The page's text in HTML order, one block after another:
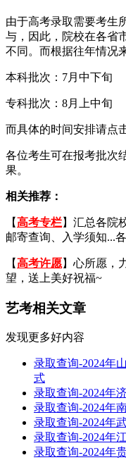
由于高考录取需要考生
与，因此，院校在各省
不同。而根据往年情况
本科批次：7月中下旬
专科批次：8月上中旬
而具体的时间安排请点
各位考生可在报考批次
果。
相关推荐：
【高考专栏】汇总各院
邮寄查询、入学须知...
【高考许愿】心所愿，
望，送上美好祝福~
艺考相关文章
发现更多好内容
录取查询-2024年
式
录取查询-2024年
录取查询-2024年
录取查询-2024年
录取查询-2024年
录取查询-2024年